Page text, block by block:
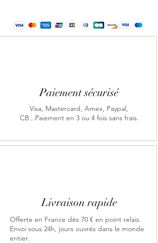
Paiement sécurisé
Visa, Mastercard, Amex, Paypal,
CB...Paiement en 3 ou 4 fois sans frais.
Livraison rapide
Offerte en France dès 70 € en point relais.
Envoi sous 24h, jours ouvrés dans le monde
entier.